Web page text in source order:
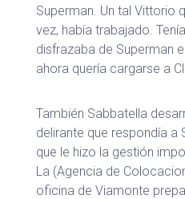
Superman. Un tal Vittorio
vez, había trabajado.
disfrazaba de Superman
ahora quería cargarse a
También Sabbatella
delirante que respondía a
que le hizo la gestión
La (Agencia de
oficina de Viamonte